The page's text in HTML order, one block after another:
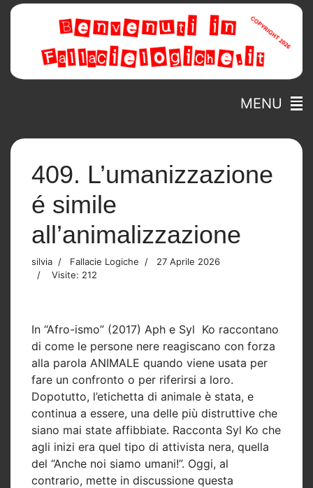
MENU
409. L’umanizzazione
é simile
all’animalizzazione
silvia Fallacie Logiche
27 Aprile 2026
Visite: 212
In “Afro-ismo” (2017) Aph e Syl Ko raccontano
di come le persone nere reagiscano con forza
alla parola ANIMALE quando viene usata per
fare un confronto o per riferirsi a loro.
Dopotutto, l’etichetta di animale è stata, e
continua a essere, una delle più distruttive che
siano mai state affibbiate. Racconta Syl Ko che
agli inizi era quel tipo di attivista nera, quella
del “Anche noi siamo umani!”. Oggi, al
contrario, mette in discussione questa